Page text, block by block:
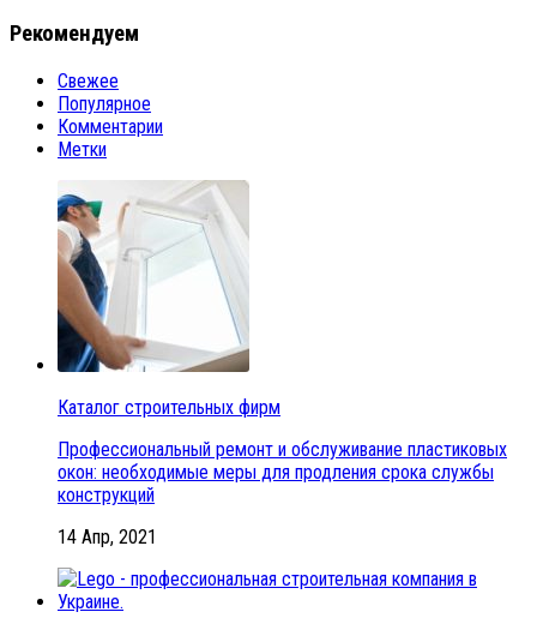
Рекомендуем
Свежее
Популярное
Комментарии
Метки
Каталог строительных фирм
Профессиональный ремонт и обслуживание пластиковых
окон: необходимые меры для продления срока службы
конструкций
14 Апр, 2021